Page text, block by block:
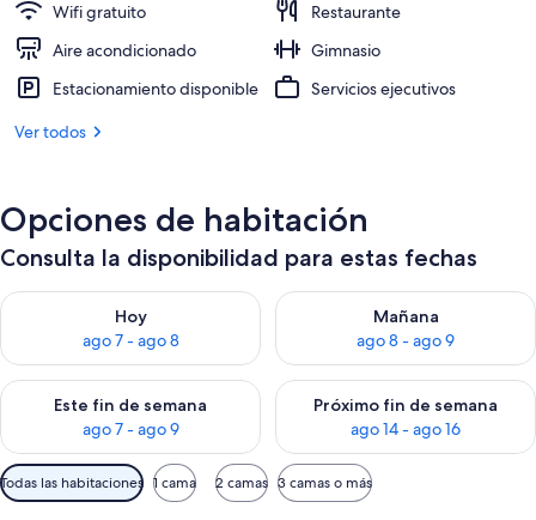
Wifi gratuito
Restaurante
Aire acondicionado
Gimnasio
Estacionamiento disponible
Servicios ejecutivos
Ver todos
Opciones de habitación
Consulta la disponibilidad para estas fechas
Hoy
ago 7 - ago 8
Consulta la disponibilidad para hoy ago 7 - ago 8
Mañana
ago 8 - ago 9
Consulta la disponibilidad
Este fin de semana
ago 7 - ago 9
Consulta la disponibilidad para este fin de semana ago 7 -
Próximo fin de semana
ago 14 - ago 16
Consulta la disponibilidad
Filtros
disponibles
Todas las habitaciones 1 cama 2 camas 3 camas o más